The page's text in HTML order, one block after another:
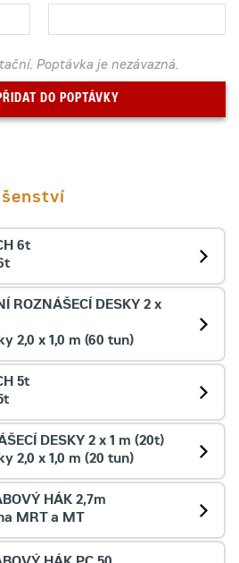
Poptávka je nezávazná.
DO POPTÁVKY
6t
ROZNÁŠECÍ DESKY 2 x
2,0 x 1,0 m (60 tun)
5t
DESKY 2 x 1 m (20t)
2,0 x 1,0 m (20 tun)
HÁK 2,7m
MRT a MT